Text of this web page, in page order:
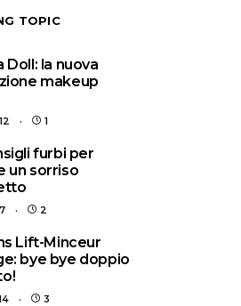
TOPIC
Doll: la nuova
makeup
1
furbi per
un sorriso
2
Lift-Minceur
bye bye doppio
3